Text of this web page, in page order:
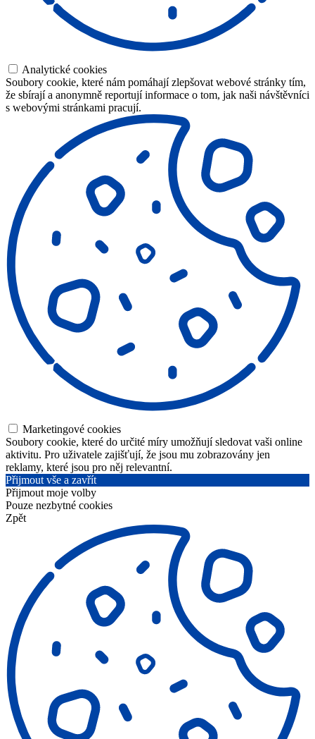
Analytické cookies
Soubory cookie, které nám pomáhají zlepšovat webové stránky tím,
že sbírají a anonymně reportují informace o tom, jak naši návštěvníci
s webovými stránkami pracují.
Marketingové cookies
Soubory cookie, které do určité míry umožňují sledovat vaši online
aktivitu. Pro uživatele zajišťují, že jsou mu zobrazovány jen
reklamy, které jsou pro něj relevantní.
Přijmout vše a zavřít
Přijmout moje volby
Pouze nezbytné cookies
Zpět